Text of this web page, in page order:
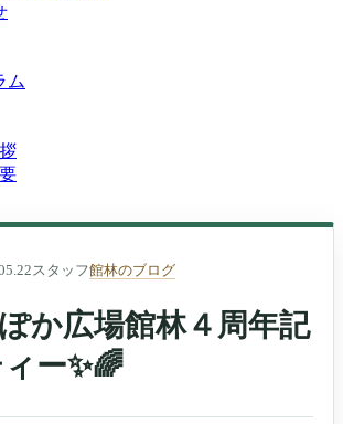
ム
スタッフ館林のブログ
か広場館林４周年記
ー✨🌈